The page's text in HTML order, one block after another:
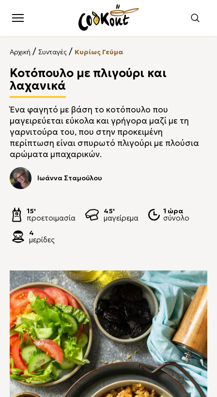
Αρχική / Συνταγές / Κυρίως Γεύμα
Κοτόπουλο με πλιγούρι και
λαχανικά
Ένα φαγητό με βάση το κοτόπουλο που
μαγειρεύεται εύκολα και γρήγορα μαζί με τη
γαρνιτούρα του, που στην προκειμένη
περίπτωση είναι σπυρωτό πλιγούρι με πλούσια
αρώματα μπαχαρικών.
Ιωάννα Σταμούλου
15'
προετοιμασία
45'
μαγείρεμα
1 ώρα
σύνολο
4
μερίδες